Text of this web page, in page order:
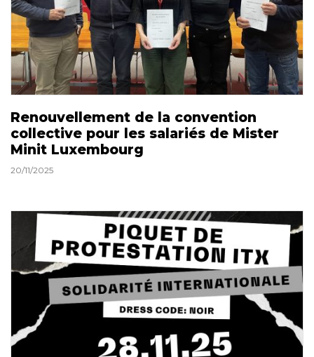
Renouvellement de la convention
collective pour les salariés de Mister
Minit Luxembourg
20/11/2025